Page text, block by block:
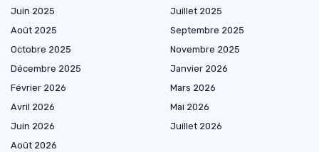
Juin 2025
Juillet 2025
Août 2025
Septembre 2025
Octobre 2025
Novembre 2025
Décembre 2025
Janvier 2026
Février 2026
Mars 2026
Avril 2026
Mai 2026
Juin 2026
Juillet 2026
Août 2026